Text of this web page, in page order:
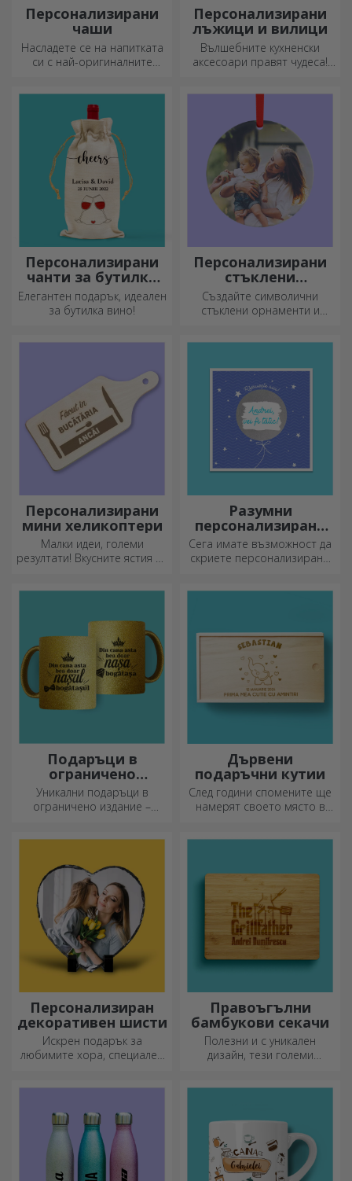
Персонализирани
чаши
Насладете се на напитката
си с най-оригиналните
Персонализирани
лъжици и вилици
Вълшебните кухненски
аксесоари правят чудеса!
Персонализирани
чанти за бутилки
вино
Елегантен подарък, идеален
за бутилка вино!
Персонализирани
стъклени
орнаменти
Създайте символични
стъклени орнаменти и
Персонализирани
мини хеликоптери
Малки идеи, големи
резултати! Вкусните ястия се
Разумни
персонализирани
поздравителни
картички и
картички
Сега имате възможност да
скриете персонализирано
Подаръци в
ограничено
издание
Уникални подаръци в
ограничено издание –
Дървени
подаръчни кутии
След години спомените ще
намерят своето място в
Персонализиран
декоративен шисти
Искрен подарък за
любимите хора, специален
Правоъгълни
бамбукови секачи
Полезни и с уникален
дизайн, тези големи